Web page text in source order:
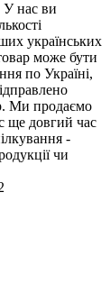
У нас ви
українських
може бути
по Україні,
Ми продаємо
ще довгий час
-
чи